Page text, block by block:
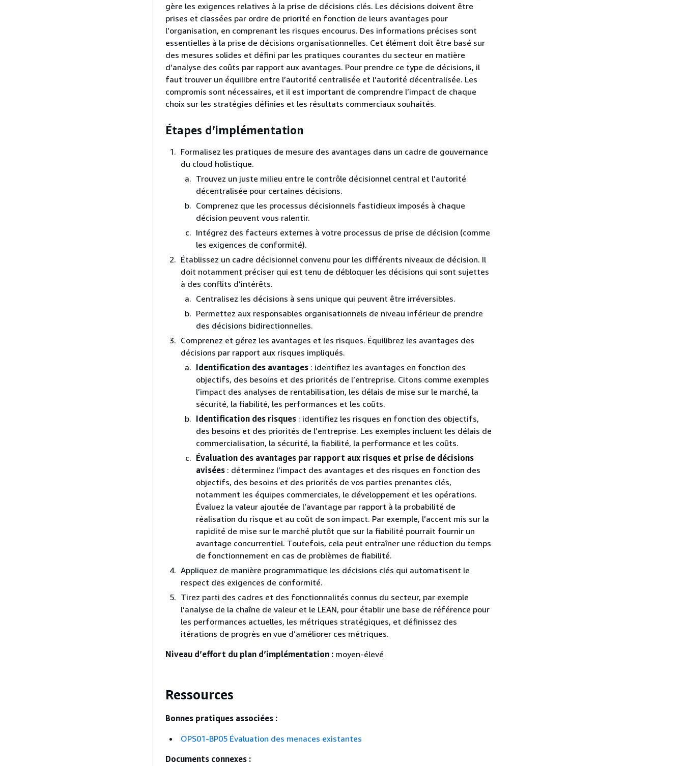
gère les exigences relatives à la prise de décisions clés. Les décisions doivent être
prises et classées par ordre de priorité en fonction de leurs avantages pour
l’organisation, en comprenant les risques encourus. Des informations précises sont
essentielles à la prise de décisions organisationnelles. Cet élément doit être basé sur
des mesures solides et défini par les pratiques courantes du secteur en matière
d’analyse des coûts par rapport aux avantages. Pour prendre ce type de décisions, il
faut trouver un équilibre entre l’autorité centralisée et l’autorité décentralisée. Les
compromis sont nécessaires, et il est important de comprendre l’impact de chaque
choix sur les stratégies définies et les résultats commerciaux souhaités.
Étapes d’implémentation
Formalisez les pratiques de mesure des avantages dans un cadre de gouvernance
du cloud holistique.
Trouvez un juste milieu entre le contrôle décisionnel central et l’autorité
décentralisée pour certaines décisions.
Comprenez que les processus décisionnels fastidieux imposés à chaque
décision peuvent vous ralentir.
Intégrez des facteurs externes à votre processus de prise de décision (comme
les exigences de conformité).
Établissez un cadre décisionnel convenu pour les différents niveaux de décision. Il
doit notamment préciser qui est tenu de débloquer les décisions qui sont sujettes
à des conflits d’intérêts.
Centralisez les décisions à sens unique qui peuvent être irréversibles.
Permettez aux responsables organisationnels de niveau inférieur de prendre
des décisions bidirectionnelles.
Comprenez et gérez les avantages et les risques. Équilibrez les avantages des
décisions par rapport aux risques impliqués.
Identification des avantages : identifiez les avantages en fonction des
objectifs, des besoins et des priorités de l’entreprise. Citons comme exemples
l’impact des analyses de rentabilisation, les délais de mise sur le marché, la
sécurité, la fiabilité, les performances et les coûts.
Identification des risques : identifiez les risques en fonction des objectifs,
des besoins et des priorités de l’entreprise. Les exemples incluent les délais de
commercialisation, la sécurité, la fiabilité, la performance et les coûts.
Évaluation des avantages par rapport aux risques et prise de décisions
avisées : déterminez l’impact des avantages et des risques en fonction des
objectifs, des besoins et des priorités de vos parties prenantes clés,
notamment les équipes commerciales, le développement et les opérations.
Évaluez la valeur ajoutée de l’avantage par rapport à la probabilité de
réalisation du risque et au coût de son impact. Par exemple, l’accent mis sur la
rapidité de mise sur le marché plutôt que sur la fiabilité pourrait fournir un
avantage concurrentiel. Toutefois, cela peut entraîner une réduction du temps
de fonctionnement en cas de problèmes de fiabilité.
Appliquez de manière programmatique les décisions clés qui automatisent le
respect des exigences de conformité.
Tirez parti des cadres et des fonctionnalités connus du secteur, par exemple
l’analyse de la chaîne de valeur et le LEAN, pour établir une base de référence pour
les performances actuelles, les métriques stratégiques, et définissez des
itérations de progrès en vue d’améliorer ces métriques.
Niveau d’effort du plan d’implémentation : moyen-élevé
Ressources
Bonnes pratiques associées :
OPS01-BP05 Évaluation des menaces existantes
Documents connexes :